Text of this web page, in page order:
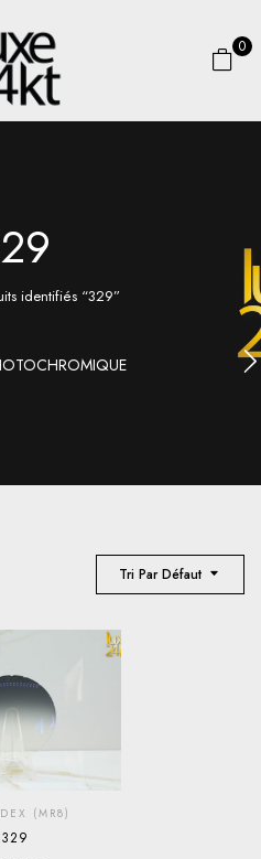
0
identifiés “329”
Tri Par Défaut
(MR8)
329